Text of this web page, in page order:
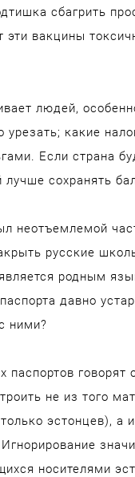
сбагрить
вакцины
людей,
какие
Если страна
сохранять
неотъемлемой
русские
родным
давно
ними?
говорят
не из того
эстонцев), а
носителями